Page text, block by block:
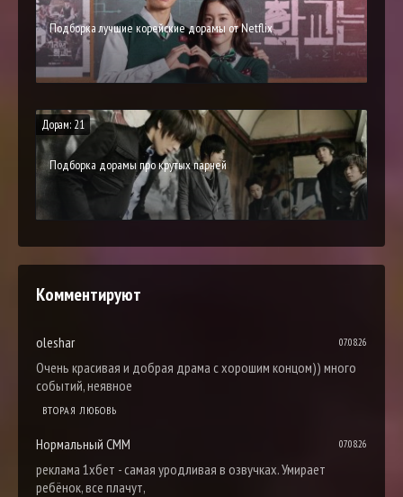
Подборка лучшие корейские дорамы от Netflix
Дорам: 21
Подборка дорамы про крутых парней
Комментируют
oleshar 07.08.26
Очень красивая и добрая драма с хорошим концом)) много
событий, неявное
ВТОРАЯ ЛЮБОВЬ
Нормальный СММ 07.08.26
реклама 1хбет - самая уродливая в озвучках. Умирает
ребёнок, все плачут,